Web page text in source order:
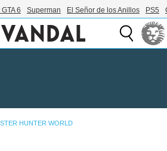
6 Superman El Señor de los Anillos PS5
HUNTER WORLD